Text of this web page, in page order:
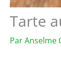
Tarte
ParAnselme